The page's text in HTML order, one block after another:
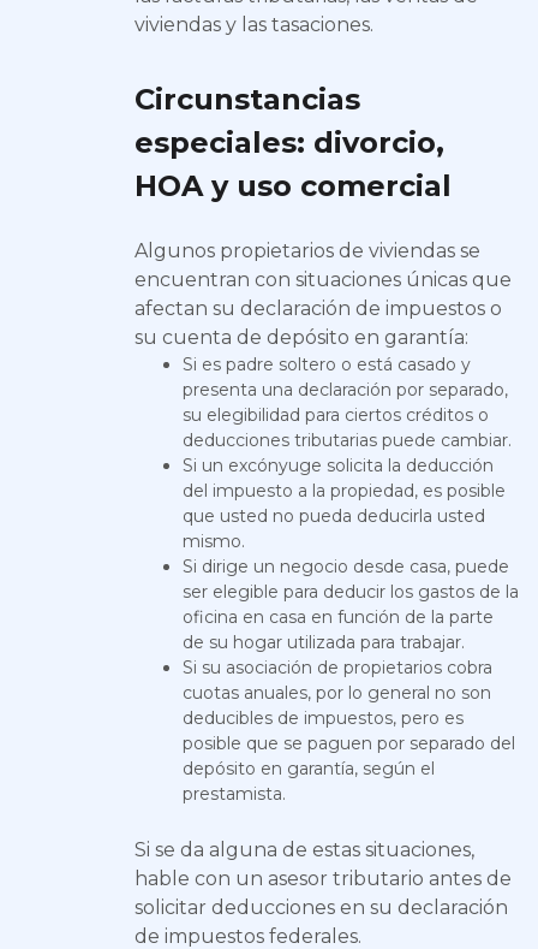
viviendas y las tasaciones.
Circunstancias
especiales: divorcio,
HOA y uso comercial
Algunos propietarios de viviendas se
encuentran con situaciones únicas que
afectan su declaración de impuestos o
su cuenta de depósito en garantía:
Si es padre soltero o está casado y
presenta una declaración por separado,
su elegibilidad para ciertos créditos o
deducciones tributarias puede cambiar.
Si un excónyuge solicita la deducción
del impuesto a la propiedad, es posible
que usted no pueda deducirla usted
mismo.
Si dirige un negocio desde casa, puede
ser elegible para deducir los gastos de la
oficina en casa en función de la parte
de su hogar utilizada para trabajar.
Si su asociación de propietarios cobra
cuotas anuales, por lo general no son
deducibles de impuestos, pero es
posible que se paguen por separado del
depósito en garantía, según el
prestamista.
Si se da alguna de estas situaciones,
hable con un asesor tributario antes de
solicitar deducciones en su declaración
de impuestos federales.